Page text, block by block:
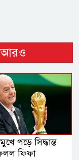
আরও
পড়ে সিদ্ধান্ত
ফিফা